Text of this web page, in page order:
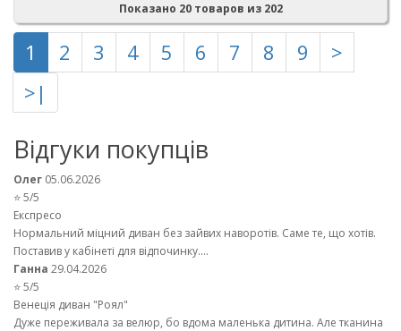
Показано 20 товаров из 202
1 2 3 4 5 6 7 8 9
>
>|
Відгуки покупців
Олег 05.06.2026
⭐ 5/5
Експресо
Нормальний міцний диван без зайвих наворотів. Саме те, що хотів.
Поставив у кабінеті для відпочинку....
Ганна 29.04.2026
⭐ 5/5
Венеція диван "Роял"
Дуже переживала за велюр, бо вдома маленька дитина. Але тканина